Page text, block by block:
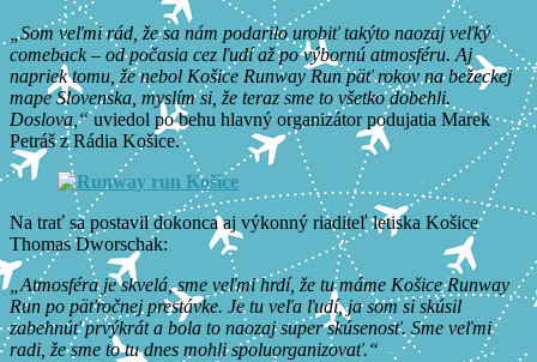
„Som veľmi rád, že sa nám podarilo urobiť takýto naozaj veľký
comeback – od počasia cez ľudí až po výbornú atmosféru. Aj
napriek tomu, že nebol Košice Runway Run päť rokov na bežeckej
mape Slovenska, myslím si, že teraz sme to všetko dobehli.
Doslova,“uviedol po behu hlavný organizátor podujatia Marek
Petráš z Rádia Košice.
Na trať sa postavil dokonca aj výkonný riaditeľ letiska Košice
Thomas Dworschak:
„Atmosféra je skvelá, sme veľmi hrdí, že tu máme Košice Runway
Run po päťročnej prestávke. Je tu veľa ľudí, ja som si skúsil
zabehnúť prvýkrát a bola to naozaj super skúsenosť. Sme veľmi
radi, že sme to tu dnes mohli spoluorganizovať.“